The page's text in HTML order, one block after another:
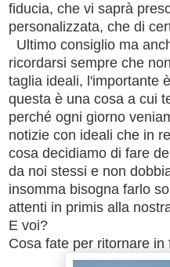
fiducia, che vi saprà
personalizzata, che di
Ultimo consiglio ma
ricordarsi sempre che
taglia ideali, l'importante è
questa è una cosa a cui
perché ogni giorno
notizie con ideali che in
cosa decidiamo di fare
da noi stessi e non
insomma bisogna farlo
attenti in primis alla
E voi?
Cosa fate per ritornare in